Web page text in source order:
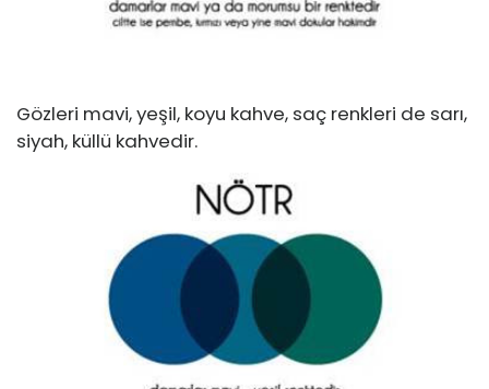
Gözleri mavi, yeşil, koyu kahve, saç renkleri de sarı,
siyah, küllü kahvedir.